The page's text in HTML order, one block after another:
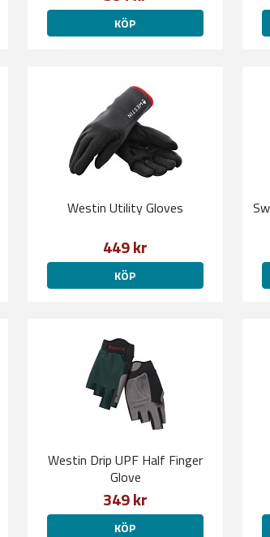
KÖP
Westin Utility Gloves
449 kr
KÖP
Westin Drip UPF Half Finger
Glove
349 kr
KÖP